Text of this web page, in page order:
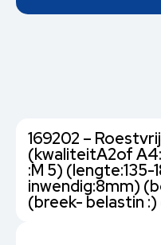
169202 –
(kwaliteitA2of
:M 5)
inwendig:8mm)
(breek- belastin